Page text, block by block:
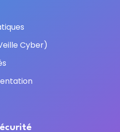
Cyber)